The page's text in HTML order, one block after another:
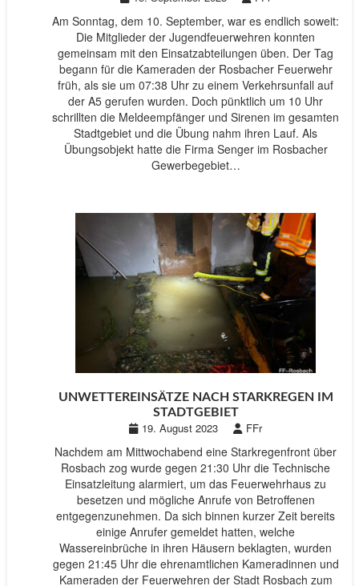
Am Sonntag, dem 10. September, war es endlich soweit:
Die Mitglieder der Jugendfeuerwehren konnten
gemeinsam mit den Einsatzabteilungen üben. Der Tag
begann für die Kameraden der Rosbacher Feuerwehr
früh, als sie um 07:38 Uhr zu einem Verkehrsunfall auf
der A5 gerufen wurden. Doch pünktlich um 10 Uhr
schrillten die Meldeempfänger und Sirenen im gesamten
Stadtgebiet und die Übung nahm ihren Lauf. Als
Übungsobjekt hatte die Firma Senger im Rosbacher
Gewerbegebiet…
UNWETTEREINSÄTZE NACH STARKREGEN IM
STADTGEBIET
19. August 2023 FFr
Nachdem am Mittwochabend eine Starkregenfront über
Rosbach zog wurde gegen 21:30 Uhr die Technische
Einsatzleitung alarmiert, um das Feuerwehrhaus zu
besetzen und mögliche Anrufe von Betroffenen
entgegenzunehmen. Da sich binnen kurzer Zeit bereits
einige Anrufer gemeldet hatten, welche
Wassereinbrüche in ihren Häusern beklagten, wurden
gegen 21:45 Uhr die ehrenamtlichen Kameradinnen und
Kameraden der Feuerwehren der Stadt Rosbach zum